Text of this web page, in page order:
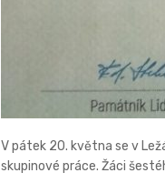
V pátek 20. května se v
skupinové práce. Žáci